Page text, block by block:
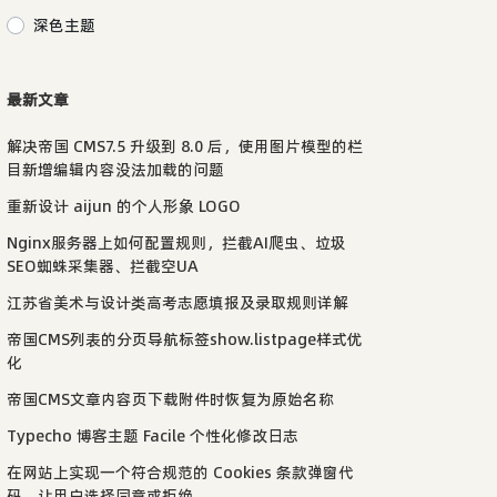
深色主题
最新文章
解决帝国 CMS7.5 升级到 8.0 后，使用图片模型的栏
目新增编辑内容没法加载的问题
重新设计 aijun 的个人形象 LOGO
Nginx服务器上如何配置规则，拦截AI爬虫、垃圾
SEO蜘蛛采集器、拦截空UA
江苏省美术与设计类高考志愿填报及录取规则详解
帝国CMS列表的分页导航标签show.listpage样式优
化
帝国CMS文章内容页下载附件时恢复为原始名称
Typecho 博客主题 Facile 个性化修改日志
在网站上实现一个符合规范的 Cookies 条款弹窗代